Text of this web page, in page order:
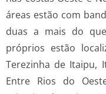
áreas estão com
duas a mais do
próprios estão
Terezinha de Itaipu,
Entre Rios do